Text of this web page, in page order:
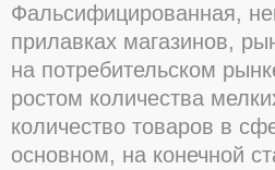
Фальсифицированная,
прилавках магазинов,
на потребительском
ростом количества
количество товаров в
основном, на конечной